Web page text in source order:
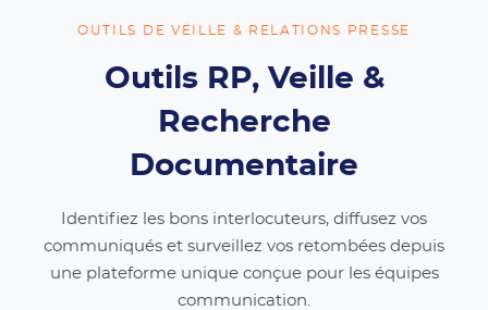
OUTILS DE VEILLE & RELATIONS PRESSE
Outils RP, Veille &
Recherche
Documentaire
Identifiez les bons interlocuteurs, diffusez vos
communiqués et surveillez vos retombées depuis
une plateforme unique conçue pour les équipes
communication.